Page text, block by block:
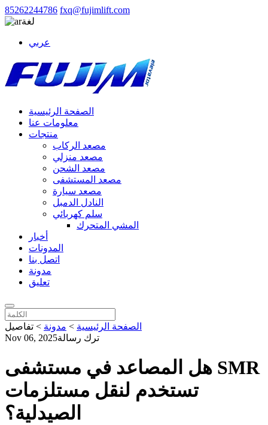
85262244786 fxq@fujimlift.com
لغة
عربي
الصفحة الرئيسية
معلومات عنا
منتجات
مصعد الركاب
مصعد منزلي
مصعد الشحن
مصعد المستشفى
مصعد سيارة
النادل الدمبل
سلم كهربائي
المشي المتحرك
أخبار
المدونات
اتصل بنا
مدونة
تعليق
الصفحة الرئيسية > مدونة > تفاصيل
Nov 06, 2025ترك رسالة
هل المصاعد في مستشفى SMR
تستخدم لنقل مستلزمات
الصيدلية؟